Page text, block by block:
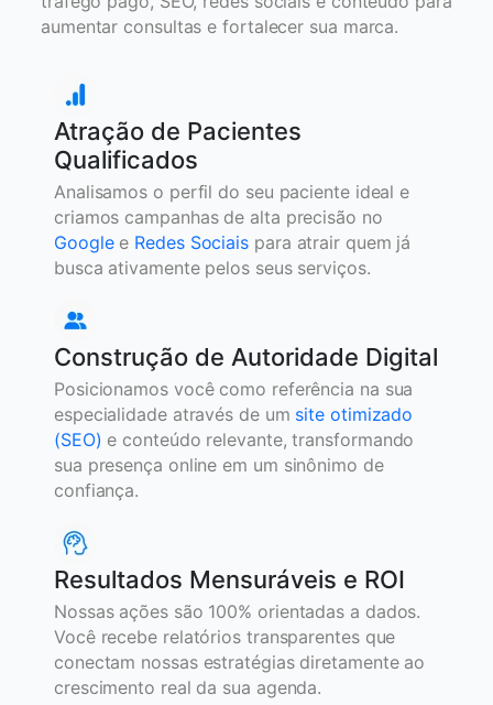
aumentar consultas e fortalecer sua marca.
Atração de Pacientes
Qualificados
Analisamos o perfil do seu paciente ideal e
criamos campanhas de alta precisão no
Googlee Redes Sociais para atrair quem já
busca ativamente pelos seus serviços.
Construção de Autoridade Digital
Posicionamos você como referência na sua
especialidade através de um site otimizado
(SEO) e conteúdo relevante, transformando
sua presença online em um sinônimo de
confiança.
Resultados Mensuráveis e ROI
Nossas ações são 100% orientadas a dados.
Você recebe relatórios transparentes que
conectam nossas estratégias diretamente ao
crescimento real da sua agenda.